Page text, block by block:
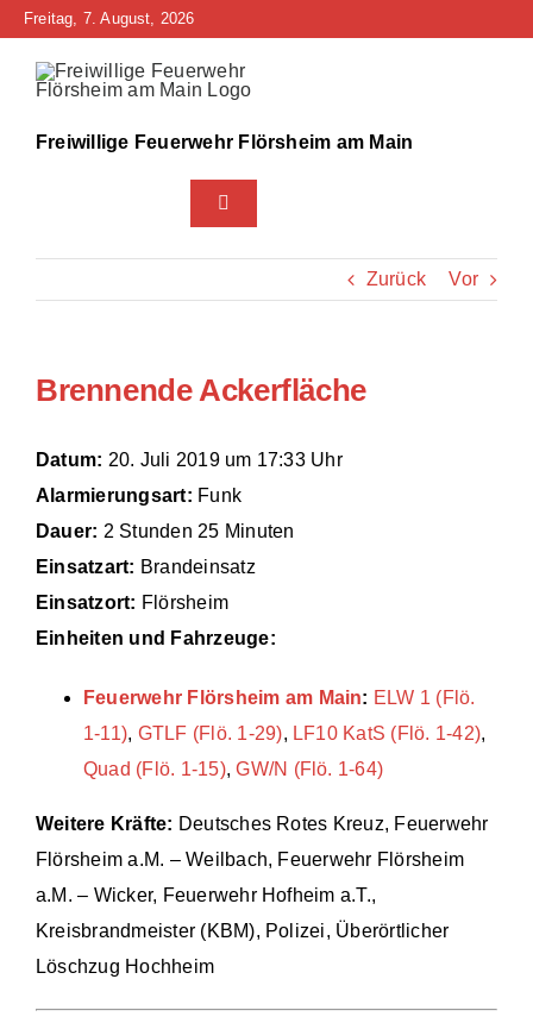
Zum
springen
Freitag, 7. August, 2026
Freiwillige Feuerwehr Flörsheim am Main
Toggle
Navigation
Home
Bürgerinfo
Über uns
Technik
Zurück Vor
Brennende Ackerfläche
Datum: 20. Juli 2019 um 17:33 Uhr
Alarmierungsart: Funk
Dauer: 2 Stunden 25 Minuten
Einsatzart: Brandeinsatz
Einsatzort: Flörsheim
Einheiten und Fahrzeuge:
Feuerwehr Flörsheim am Main: ELW 1 (Flö.
1-11), GTLF (Flö. 1-29), LF10 KatS (Flö. 1-42),
Quad (Flö. 1-15),GW/N (Flö. 1-64)
Weitere Kräfte: Deutsches Rotes Kreuz, Feuerwehr
Flörsheim a.M. – Weilbach, Feuerwehr Flörsheim
a.M. – Wicker, Feuerwehr Hofheim a.T.,
Kreisbrandmeister (KBM), Polizei, Überörtlicher
Löschzug Hochheim